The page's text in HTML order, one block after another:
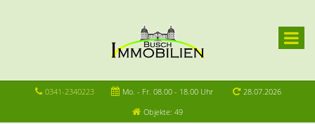
0341-2340223 Mo. - Fr. 08.00 - 18.00 Uhr
28.07.2026
Objekte: 49